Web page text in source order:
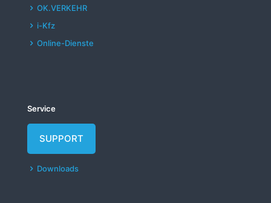
OK.VERKEHR
i-Kfz
Online-Dienste
Service
SUPPORT
Downloads